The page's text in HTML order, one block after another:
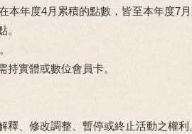
年度4月累積的點數，皆至本年度7
。
實體或數位會員卡。
、修改調整、暫停或終止活動之權利